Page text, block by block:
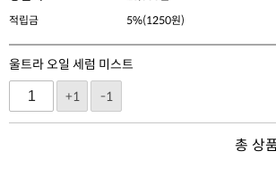
적립금
5%(1250원)
울트라 오일 세럼 미스트
+1
-1
총 상